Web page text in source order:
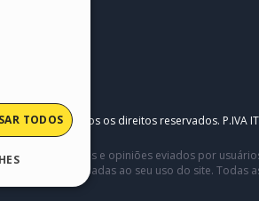
s.r.l. Todos os direitos reservados. P.IVA
comentários e opiniões eviados por
com ou relacionadas ao seu uso do site.
TODOS